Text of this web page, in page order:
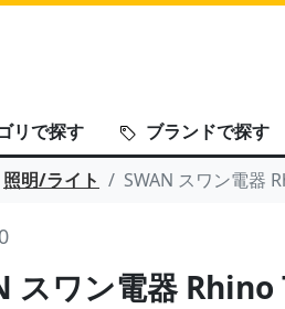
リで探す
ブランドで探す
照明/ライト SWAN スワン電器
スワン電器